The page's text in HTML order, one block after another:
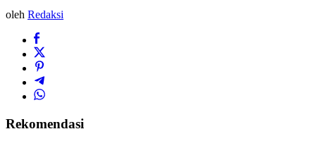
oleh Redaksi
Rekomendasi